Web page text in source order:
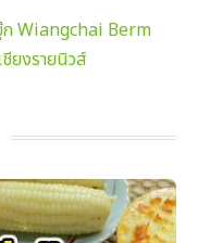
ก Wiangchai Berm
ชียงรายนิวส์